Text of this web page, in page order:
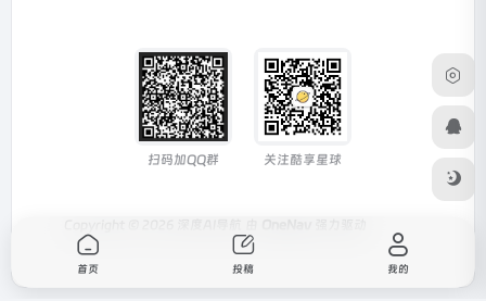
扫码加QQ群 关注酷享星球
首页 投稿 我的